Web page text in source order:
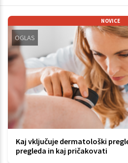
NOVICE
OGLAS
Kaj vključuje dermatološki
pregleda in kaj pričakovati